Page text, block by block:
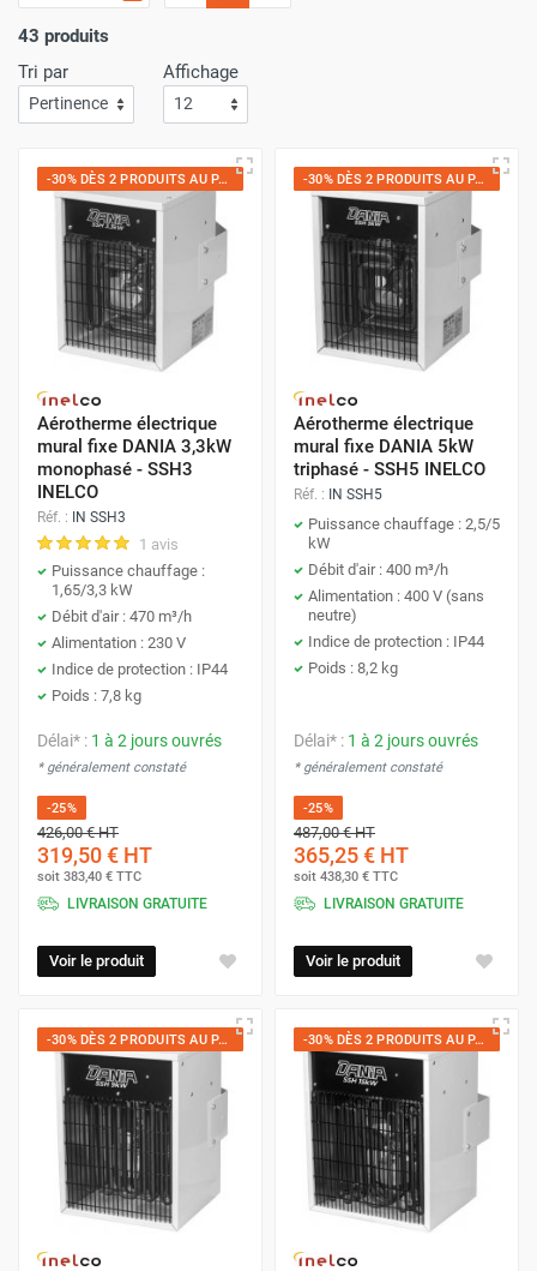
votre espace de travail !
43 produits
Tri par
Affichage
-30% DÈS 2 PRODUITS AU PANIER
Aérotherme électrique
mural fixe DANIA 3,3kW
monophasé - SSH3
INELCO
Réf. : IN SSH3
1 avis
Puissance chauffage :
1,65/3,3 kW
Débit d'air : 470 m³/h
Alimentation : 230 V
Indice de protection : IP44
Poids : 7,8 kg
Délai* : 1 à 2 jours ouvrés
* généralement constaté
-25%
426,00 €HT
319,50 € HT
soit 383,40 € TTC
LIVRAISON GRATUITE
Voir le produit
-30% DÈS 2 PRODUITS AU PANIER
Aérotherme électrique
mural fixe DANIA 5kW
triphasé - SSH5 INELCO
Réf. : IN SSH5
Puissance chauffage : 2,5/5
kW
Débit d'air : 400 m³/h
Alimentation : 400 V (sans
neutre)
Indice de protection : IP44
Poids : 8,2 kg
Délai* : 1 à 2 jours ouvrés
* généralement constaté
-25%
487,00 €HT
365,25 € HT
soit 438,30 € TTC
LIVRAISON GRATUITE
Voir le produit
-30% DÈS 2 PRODUITS AU PANIER -30% DÈS 2 PRODUITS AU PANIER